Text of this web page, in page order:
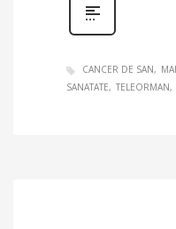
CANCER DE SAN
SANATATE
TELEORMAN